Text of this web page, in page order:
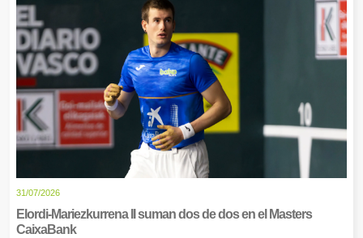
31/07/2026
Elordi-Mariezkurrena II suman dos de dos en el Masters
CaixaBank